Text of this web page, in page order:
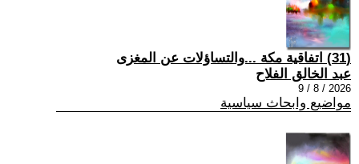
(31) اتفاقية مكة ...والتساؤلات عن المغزى
عبد الخالق الفلاح
2026 / 8 / 9
مواضيع وابحاث سياسية